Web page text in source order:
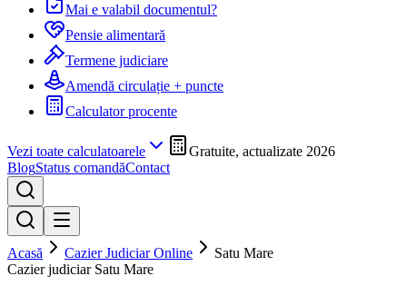
Mai e valabil documentul?
Pensie alimentară
Termene judiciare
Amendă circulație + puncte
Calculator procente
Vezi toate calculatoarele
Gratuite, actualizate 2026
BlogStatus comandăContact
Acasă Cazier Judiciar Online
Satu Mare
Cazier judiciar Satu Mare